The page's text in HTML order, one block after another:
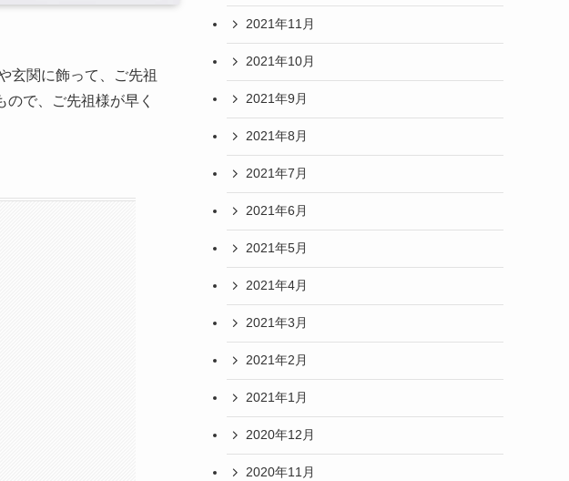
玄関に飾って、ご先祖
で、ご先祖様が早く
2021年11月
2021年10月
2021年9月
2021年8月
2021年7月
2021年6月
2021年5月
2021年4月
2021年3月
2021年2月
2021年1月
2020年12月
2020年11月